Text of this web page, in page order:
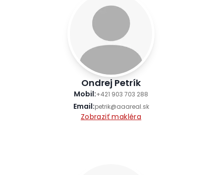
Ondrej Petrík
Mobil:+421 903 703 288
Email:petrik@aaareal.sk
Zobraziť makléra